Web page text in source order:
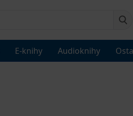
E-knihy Audioknihy